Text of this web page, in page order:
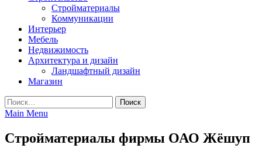
Стройматериалы
Коммуникации
Интерьер
Мебель
Недвижимость
Архитектура и дизайн
Ландшафтный дизайн
Магазин
Найти:
Main Menu
Стройматериалы фирмы ОАО Жёшуп